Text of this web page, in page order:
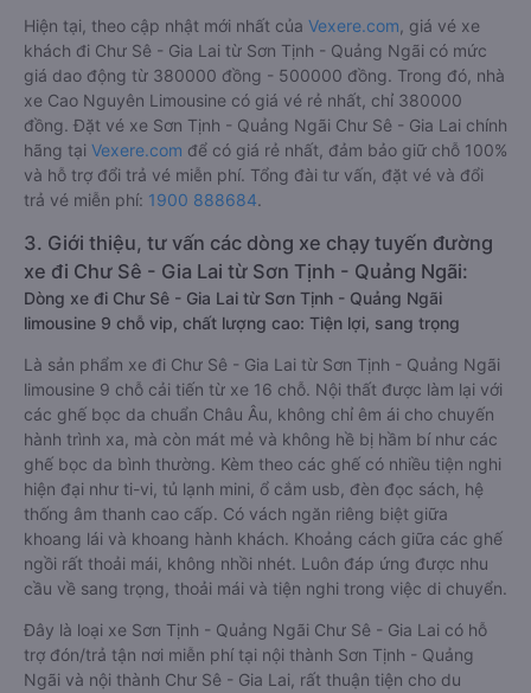
Hiện tại, theo cập nhật mới nhất của Vexere.com , giá vé xe
khách đi Chư Sê - Gia Lai từ Sơn Tịnh - Quảng Ngãi có mức
giá dao động từ 380000 đồng - 500000 đồng. Trong đó, nhà
xe Cao Nguyên Limousine có giá vé rẻ nhất, chỉ 380000
đồng. Đặt vé xe Sơn Tịnh - Quảng Ngãi Chư Sê - Gia Lai chính
hãng tại Vexere.com để có giá rẻ nhất, đảm bảo giữ chỗ 100%
và hỗ trợ đổi trả vé miễn phí. Tổng đài tư vấn, đặt vé và đổi
trả vé miễn phí: 1900 888684.
3. Giới thiệu, tư vấn các dòng xe chạy tuyến đường
xe đi Chư Sê - Gia Lai từ Sơn Tịnh - Quảng Ngãi:
Dòng xe đi Chư Sê - Gia Lai từ Sơn Tịnh - Quảng Ngãi
limousine 9 chỗ vip, chất lượng cao: Tiện lợi, sang trọng
Là sản phẩm xe đi Chư Sê - Gia Lai từ Sơn Tịnh - Quảng Ngãi
limousine 9 chỗ cải tiến từ xe 16 chỗ. Nội thất được làm lại với
các ghế bọc da chuẩn Châu Âu, không chỉ êm ái cho chuyến
hành trình xa, mà còn mát mẻ và không hề bị hầm bí như các
ghế bọc da bình thường. Kèm theo các ghế có nhiều tiện nghi
hiện đại như ti-vi, tủ lạnh mini, ổ cắm usb, đèn đọc sách, hệ
thống âm thanh cao cấp. Có vách ngăn riêng biệt giữa
khoang lái và khoang hành khách. Khoảng cách giữa các ghế
ngồi rất thoải mái, không nhồi nhét. Luôn đáp ứng được nhu
cầu về sang trọng, thoải mái và tiện nghi trong việc di chuyển.
Đây là loại xe Sơn Tịnh - Quảng Ngãi Chư Sê - Gia Lai có hỗ
trợ đón/trả tận nơi miễn phí tại nội thành Sơn Tịnh - Quảng
Ngãi và nội thành Chư Sê - Gia Lai, rất thuận tiện cho du